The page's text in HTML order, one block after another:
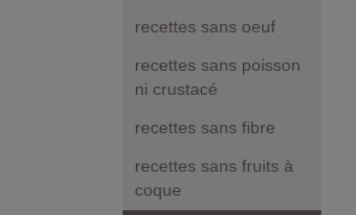
recettes sans oeuf
recettes sans poisson
ni crustacé
recettes sans fibre
recettes sans fruits à
coque